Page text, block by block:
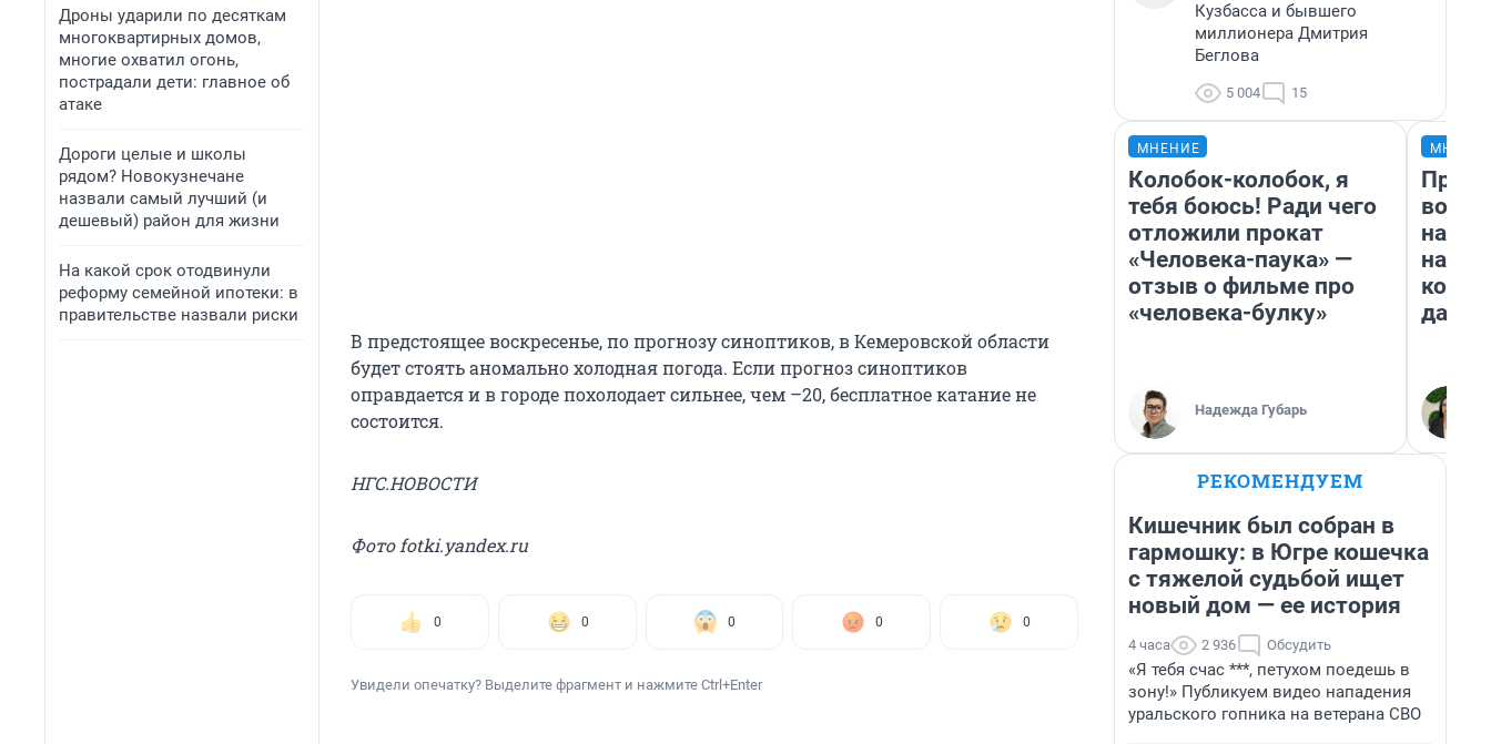
Дроны ударили по десяткам
многоквартирных домов,
многие охватил огонь,
пострадали дети: главное об
атаке
Дороги целые и школы
рядом? Новокузнечане
назвали самый лучший (и
дешевый) район для жизни
На какой срок отодвинули
реформу семейной ипотеки: в
правительстве назвали риски
В предстоящее воскресенье, по прогнозу синоптиков, в Кемеровской области
будет стоять аномально холодная погода. Если прогноз синоптиков
оправдается и в городе похолодает сильнее, чем –20, бесплатное катание не
состоится.
НГС.НОВОСТИ
Фото fotki.yandex.ru
0 0 0 0 0
Увидели опечатку? Выделите фрагмент и нажмите Ctrl+Enter
Кузбасса и бывшего
миллионера Дмитрия
Беглова
5 004 15
МНЕНИЕ
Колобок-колобок, я
тебя боюсь! Ради чего
отложили прокат
«Человека-паука» —
отзыв о фильме про
«человека-булку»
Надежда Губарь
нам
даже
РЕКОМЕНДУЕМ
Кишечник был собран в
гармошку: в Югре кошечка
с тяжелой судьбой ищет
новый дом — ее история
4 часа 2 936 Обсудить
«Я тебя счас ***, петухом поедешь в
зону!» Публикуем видео нападения
уральского гопника на ветерана СВО